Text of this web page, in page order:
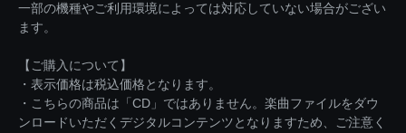
一部の機種やご利用環境によっては対応していない場合がござい
ます。
【ご購入について】
・表示価格は税込価格となります。
・こちらの商品は「CD」ではありません。楽曲ファイルをダウ
ンロードいただくデジタルコンテンツとなりますため、ご注意く